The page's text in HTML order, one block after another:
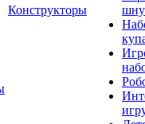
Конструкторы